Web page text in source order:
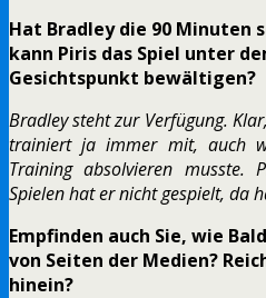
Hat Bradley die 90 Minuten
kann Piris das Spiel unter
Gesichtspunkt bewältigen?
Bradley steht zur Verfügung.
trainiert ja immer mit, auch
Training absolvieren musste.
Spielen hat er nicht gespielt, da
Empfinden auch Sie, wie
von Seiten der Medien?
hinein?